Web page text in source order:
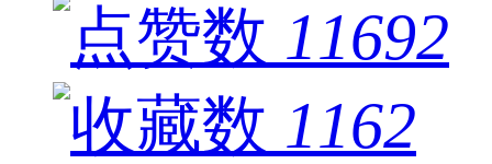
11692
1162